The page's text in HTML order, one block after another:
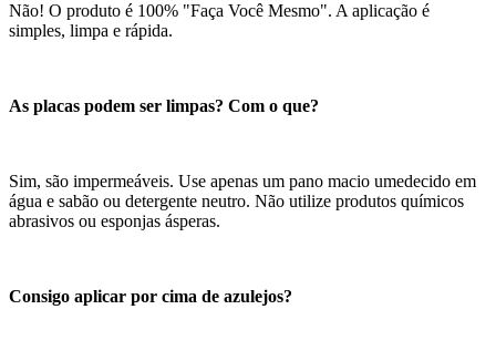
Não! O produto é 100% "Faça Você Mesmo". A aplicação é
simples, limpa e rápida.
As placas podem ser limpas? Com o que?
Sim, são impermeáveis. Use apenas um pano macio umedecido em
água e sabão ou detergente neutro. Não utilize produtos químicos
abrasivos ou esponjas ásperas.
Consigo aplicar por cima de azulejos?